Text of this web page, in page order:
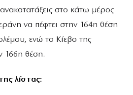
στο κάτω μέρος
να πέφτει στην 164η θέση
ενώ το Κίεβο της
166η θέση.
λίστας: